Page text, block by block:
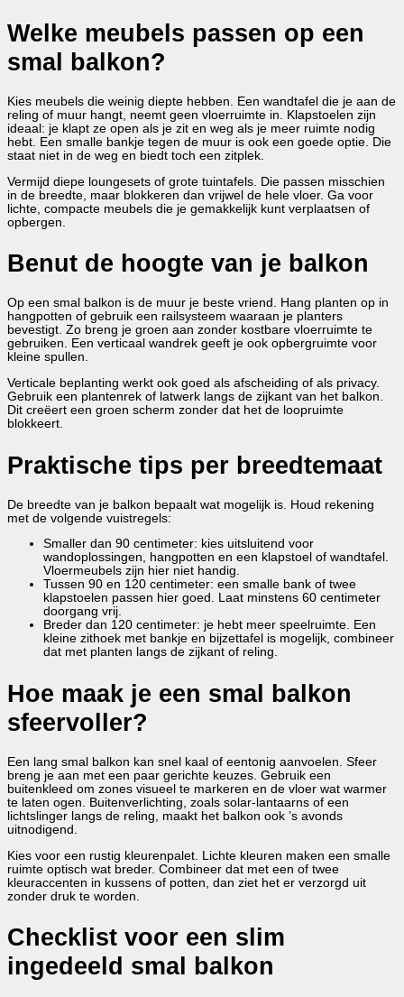
Welke meubels passen op een
smal balkon?
Kies meubels die weinig diepte hebben. Een wandtafel die je aan de
reling of muur hangt, neemt geen vloerruimte in. Klapstoelen zijn
ideaal: je klapt ze open als je zit en weg als je meer ruimte nodig
hebt. Een smalle bankje tegen de muur is ook een goede optie. Die
staat niet in de weg en biedt toch een zitplek.
Vermijd diepe loungesets of grote tuintafels. Die passen misschien
in de breedte, maar blokkeren dan vrijwel de hele vloer. Ga voor
lichte, compacte meubels die je gemakkelijk kunt verplaatsen of
opbergen.
Benut de hoogte van je balkon
Op een smal balkon is de muur je beste vriend. Hang planten op in
hangpotten of gebruik een railsysteem waaraan je planters
bevestigt. Zo breng je groen aan zonder kostbare vloerruimte te
gebruiken. Een verticaal wandrek geeft je ook opbergruimte voor
kleine spullen.
Verticale beplanting werkt ook goed als afscheiding of als privacy.
Gebruik een plantenrek of latwerk langs de zijkant van het balkon.
Dit creëert een groen scherm zonder dat het de loopruimte
blokkeert.
Praktische tips per breedtemaat
De breedte van je balkon bepaalt wat mogelijk is. Houd rekening
met de volgende vuistregels:
Smaller dan 90 centimeter: kies uitsluitend voor
wandoplossingen, hangpotten en een klapstoel of wandtafel.
Vloermeubels zijn hier niet handig.
Tussen 90 en 120 centimeter: een smalle bank of twee
klapstoelen passen hier goed. Laat minstens 60 centimeter
doorgang vrij.
Breder dan 120 centimeter: je hebt meer speelruimte. Een
kleine zithoek met bankje en bijzettafel is mogelijk, combineer
dat met planten langs de zijkant of reling.
Hoe maak je een smal balkon
sfeervoller?
Een lang smal balkon kan snel kaal of eentonig aanvoelen. Sfeer
breng je aan met een paar gerichte keuzes. Gebruik een
buitenkleed om zones visueel te markeren en de vloer wat warmer
te laten ogen. Buitenverlichting, zoals solar-lantaarns of een
lichtslinger langs de reling, maakt het balkon ook ’s avonds
uitnodigend.
Kies voor een rustig kleurenpalet. Lichte kleuren maken een smalle
ruimte optisch wat breder. Combineer dat met een of twee
kleuraccenten in kussens of potten, dan ziet het er verzorgd uit
zonder druk te worden.
Checklist voor een slim
ingedeeld smal balkon